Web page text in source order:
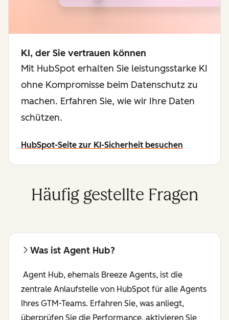
KI, der Sie vertrauen können
Mit HubSpot erhalten Sie leistungsstarke KI
ohne Kompromisse beim Datenschutz zu
machen. Erfahren Sie, wie wir Ihre Daten
schützen.
HubSpot-Seite zur KI-Sicherheit besuchen
Häufig gestellte Fragen
Was ist Agent Hub?
Agent Hub, ehemals Breeze Agents, ist die
zentrale Anlaufstelle von HubSpot für alle Agents
Ihres GTM-Teams. Erfahren Sie, was anliegt,
überprüfen Sie die Performance, aktivieren Sie